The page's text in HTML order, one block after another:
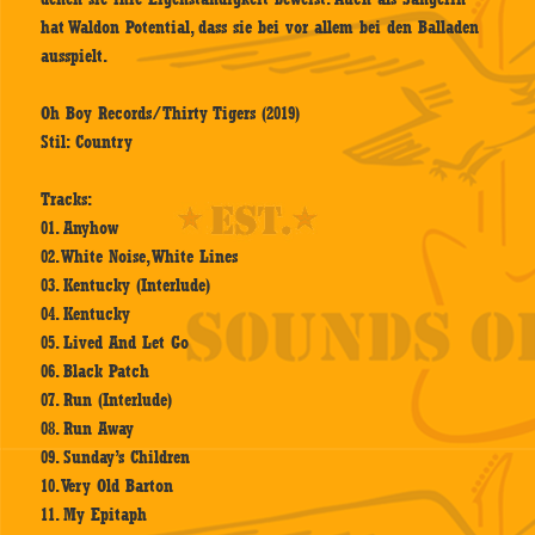
hat Waldon Potential, dass sie bei vor allem bei den Balladen
ausspielt.
Oh Boy Records/Thirty Tigers (2019)
Stil: Country
Tracks:
01. Anyhow
02. White Noise, White Lines
03. Kentucky (Interlude)
04. Kentucky
05. Lived And Let Go
06. Black Patch
07. Run (Interlude)
08. Run Away
09. Sunday’s Children
10. Very Old Barton
11. My Epitaph